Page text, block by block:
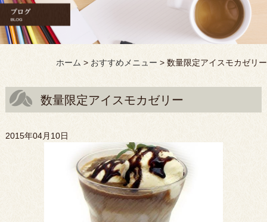
ホーム > おすすめメニュー > 数量限定アイスモカゼリー
数量限定アイスモカゼリー
2015年04月10日